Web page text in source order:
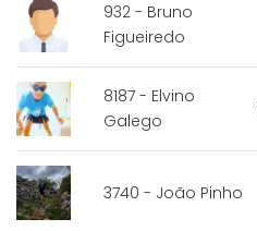
932 - Bruno
Figueiredo
8187 - Elvino
Galego
3740 - João Pinho